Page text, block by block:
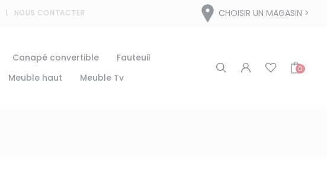
NOUS CONTACTER CHOISIR UN MAGASIN
Canapé convertible
Fauteuil
Meuble haut Meuble Tv
0